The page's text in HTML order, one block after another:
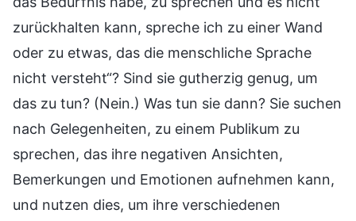
zurückhalten kann, spreche ich zu einer Wand
oder zu etwas, das die menschliche Sprache
nicht versteht“? Sind sie gutherzig genug, um
das zu tun? (Nein.) Was tun sie dann? Sie suchen
nach Gelegenheiten, zu einem Publikum zu
sprechen, das ihre negativen Ansichten,
Bemerkungen und Emotionen aufnehmen kann,
und nutzen dies, um ihre verschiedenen